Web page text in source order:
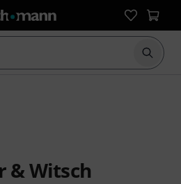
Start
& Witsch